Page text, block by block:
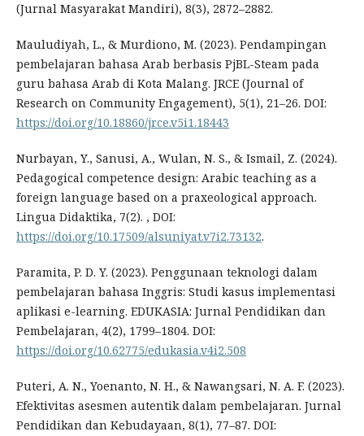
(Jurnal Masyarakat Mandiri), 8(3), 2872–2882.
Mauludiyah, L., & Murdiono, M. (2023). Pendampingan
pembelajaran bahasa Arab berbasis PjBL-Steam pada
guru bahasa Arab di Kota Malang. JRCE (Journal of
Research on Community Engagement), 5(1), 21–26. DOI:
https://doi.org/10.18860/jrce.v5i1.18443
Nurbayan, Y., Sanusi, A., Wulan, N. S., & Ismail, Z. (2024).
Pedagogical competence design: Arabic teaching as a
foreign language based on a praxeological approach.
Lingua Didaktika, 7(2). , DOI:
https://doi.org/10.17509/alsuniyat.v7i2.73132.
Paramita, P. D. Y. (2023). Penggunaan teknologi dalam
pembelajaran bahasa Inggris: Studi kasus implementasi
aplikasi e-learning. EDUKASIA: Jurnal Pendidikan dan
Pembelajaran, 4(2), 1799–1804. DOI:
https://doi.org/10.62775/edukasia.v4i2.508
Puteri, A. N., Yoenanto, N. H., & Nawangsari, N. A. F. (2023).
Efektivitas asesmen autentik dalam pembelajaran. Jurnal
Pendidikan dan Kebudayaan, 8(1), 77–87. DOI: